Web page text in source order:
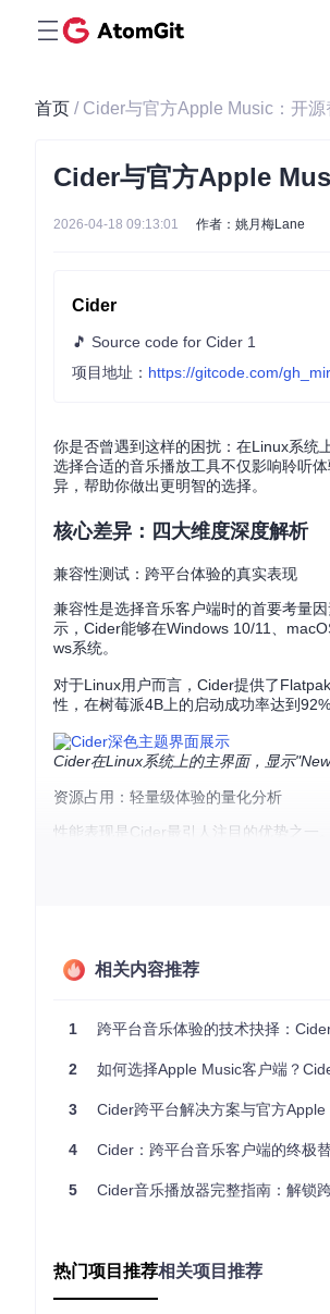
首页 / Cider与官方Apple Music：开
Cider与官方Apple
2026-04-18 09:13:01 作者：姚月梅Lane
Cider
🎵 Source code for Cider 1
项目地址： https://gitcode.com/
你是否曾遇到这样的困扰：在Linux系统
选择合适的音乐播放工具不仅影响聆听
异，帮助你做出更明智的选择。
核心差异：四大维度深度解析
兼容性测试：跨平台体验的真实表现
兼容性是选择音乐客户端时的首要考量
示，Cider能够在Windows 10/11、
ws系统。
对于Linux用户而言，Cider提供了
性，在树莓派4B上的启动成功率达到
Cider在Linux系统上的主界面，显示
资源占用：轻量级体验的量化分析
性能表现是Cider最引人注目的优势之一
有明显优势：内存占用比官方客户端低
Cider的插件系统为用户提供了丰富的自
化音乐体验的用户。
社区支持：开源协作的力量
作为开源项目，Cider拥有活跃的社区
官方Apple Music虽然有苹果公司的技
场景适配：典型用户画像分析
相关内容推荐
1 跨平台音乐体验的技术抉择：
2 如何选择Apple Music客户端？
3 Cider跨平台解决方案与官方
4 Cider：跨平台音乐客户端的终极
5 Cider音乐播放器完整指南：解锁
热门项目推荐相关项目推荐